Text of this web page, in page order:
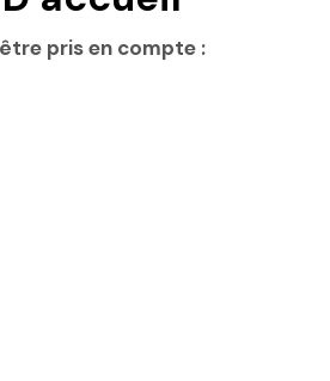
pris en compte :